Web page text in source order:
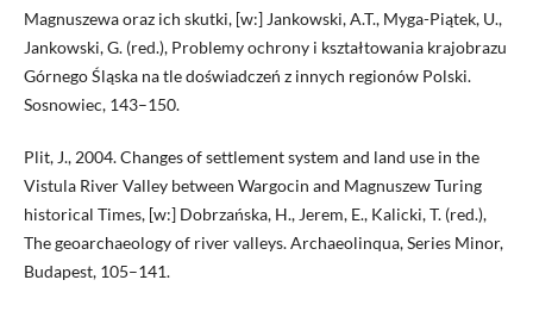
Magnuszewa oraz ich skutki, [w:] Jankowski, A.T., Myga-Piątek, U.,
Jankowski, G. (red.), Problemy ochrony i kształtowania krajobrazu
Górnego Śląska na tle doświadczeń z innych regionów Polski.
Sosnowiec, 143–150.
Plit, J., 2004. Changes of settlement system and land use in the
Vistula River Valley between Wargocin and Magnuszew Turing
historical Times, [w:] Dobrzańska, H., Jerem, E., Kalicki, T. (red.),
The geoarchaeology of river valleys. Archaeolinqua, Series Minor,
Budapest, 105–141.